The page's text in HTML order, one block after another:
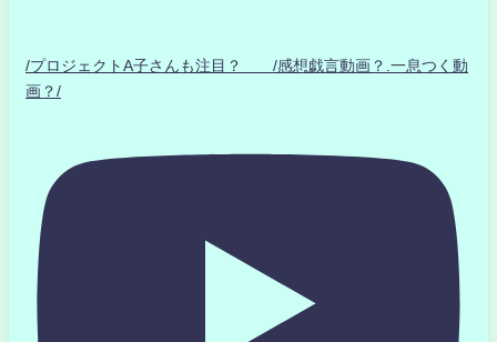
/プロジェクトA子さんも注目？ /感想戯言動画？.一息つく動
画？/